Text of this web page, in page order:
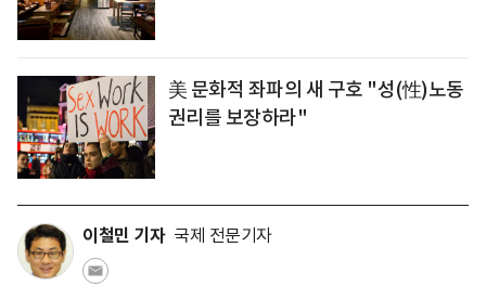
美 문화적 좌파의 새 구호 "성(性)노동
권리를 보장하라"
이철민 기자 국제 전문기자